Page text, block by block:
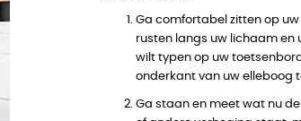
Ga comfortabel zitten op
rusten langs uw lichaam en
wilt typen op uw
onderkant van uw elleboog
Ga staan en meet wat nu